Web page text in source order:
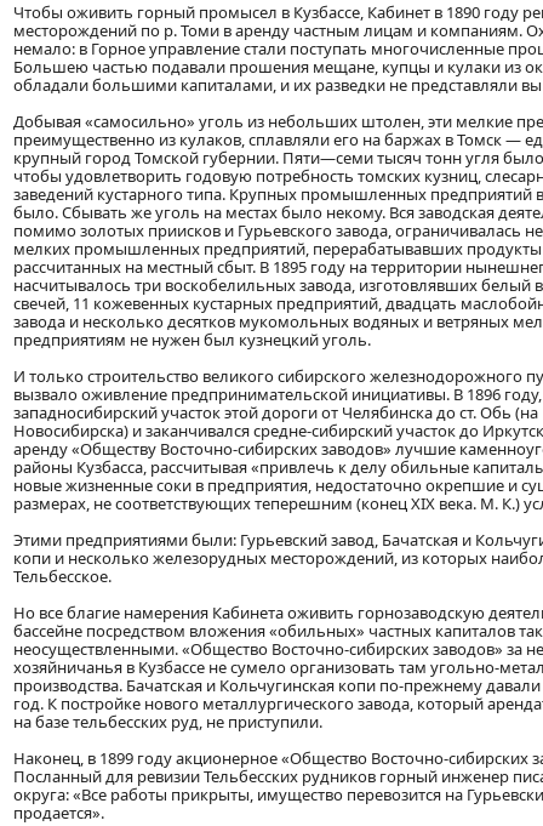
Чтобы оживить горный промысел в Кузбассе, Кабинет в 1890 году
месторождений по р. Томи в аренду частным лицам и компаниям.
немало: в Горное управление стали поступать многочисленные
Большею частью подавали прошения мещане, купцы и кулаки из
обладали большими капиталами, и их разведки не представляли
Добывая «самосильно» уголь из небольших штолен, эти мелкие
преимущественно из кулаков, сплавляли его на баржах в Томск —
крупный город Томской губернии. Пяти—семи тысяч тонн угля
чтобы удовлетворить годовую потребность томских кузниц,
заведений кустарного типа. Крупных промышленных предприятий
было. Сбывать же уголь на местах было некому. Вся заводская
помимо золотых приисков и Гурьевского завода, ограничивалась
мелких промышленных предприятий, перерабатывавших продукты
рассчитанных на местный сбыт. В 1895 году на территории
насчитывалось три воскобелильных завода, изготовлявших белый
свечей, 11 кожевенных кустарных предприятий, двадцать
завода и несколько десятков мукомольных водяных и ветряных
предприятиям не нужен был кузнецкий уголь.
И только строительство великого сибирского железнодорожного
вызвало оживление предпринимательской инициативы. В 1896
западносибирский участок этой дороги от Челябинска до ст. Обь
Новосибирска) и заканчивался средне-сибирский участок до
аренду «Обществу Восточно-сибирских заводов» лучшие
районы Кузбасса, рассчитывая «привлечь к делу обильные
новые жизненные соки в предприятия, недостаточно окрепшие и
размерах, не соответствующих теперешним (конец XIX века. М. К.)
Этими предприятиями были: Гурьевский завод, Бачатская и
копи и несколько железорудных месторождений, из которых
Тельбесское.
Но все благие намерения Кабинета оживить горнозаводскую
бассейне посредством вложения «обильных» частных капиталов
неосуществленными. «Общество Восточно-сибирских заводов» за
хозяйничанья в Кузбассе не сумело организовать там угольно-
производства. Бачатская и Кольчугинская копи по-прежнему
год. К постройке нового металлургического завода, который
на базе тельбесских руд, не приступили.
Наконец, в 1899 году акционерное «Общество Восточно-сибирских
Посланный для ревизии Тельбесских рудников горный инженер
округа: «Все работы прикрыты, имущество перевозится на
продается».